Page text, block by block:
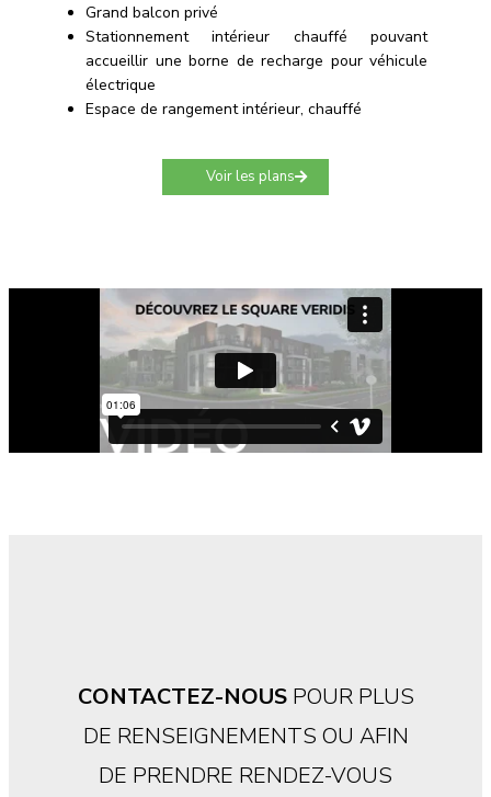
Grand balcon privé
Stationnement intérieur chauffé pouvant
accueillir une borne de recharge pour véhicule
électrique
Espace de rangement intérieur, chauffé
Voir les plans
CONTACTEZ-NOUS POUR PLUS
DE RENSEIGNEMENTS OU AFIN
DE PRENDRE RENDEZ-VOUS